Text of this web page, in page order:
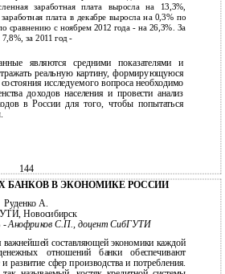
заработная плата выросла на 13,3%,
плата в декабре выросла на 0,3% по
сравнению с ноябрем 2012 года - на 26,3%. За
7,8%, за 2011 год -
являются средними показателями и
реальную картину, формирующуюся
исследуемого вопроса необходимо
доходов населения и провести анализ
в России для того, чтобы попытаться
144
БАНКОВ В ЭКОНОМИКЕ РОССИИ
Руденко А.
Новосибирск
- Анофриков С.П., доцент СибГУТИ
важнейшей составляющей экономики каждой
отношений банки обеспечивают
развитие сфер производства и потребления.